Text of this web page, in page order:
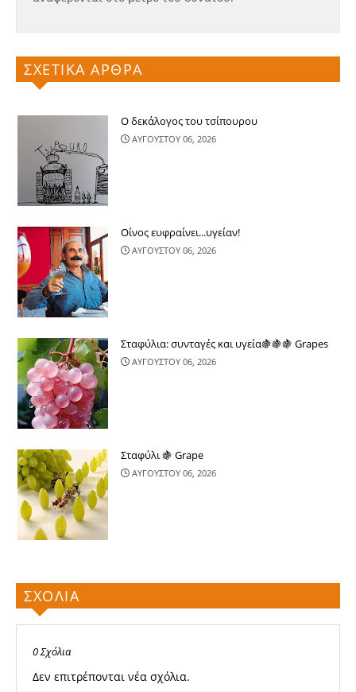
ΣΧΕΤΙΚΑ ΑΡΘΡΑ
Ο δεκάλογος του τσίπουρου
ΑΥΓΟΥΣΤΟΥ 06, 2026
Οίνος ευφραίνει...υγείαν!
ΑΥΓΟΥΣΤΟΥ 06, 2026
Σταφύλια: συνταγές και υγεία🍇🍇🍇 Grapes
ΑΥΓΟΥΣΤΟΥ 06, 2026
Σταφύλι 🍇 Grape
ΑΥΓΟΥΣΤΟΥ 06, 2026
ΣΧΟΛΙΑ
0 Σχόλια
Δεν επιτρέπονται νέα σχόλια.